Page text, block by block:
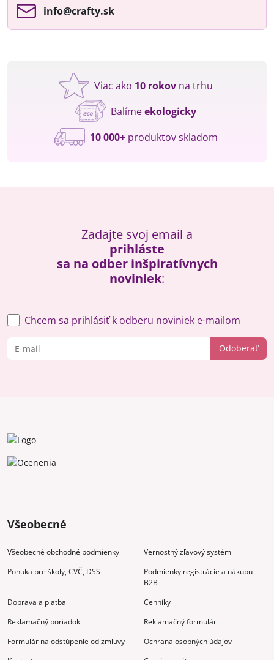
info​@crafty​.sk
Viac ako 10 rokov na trhu
Balímeekologicky
10 000+produktov skladom
Zadajte svoj email a
prihláste
sa na odber inšpiratívnych
noviniek:
Odoberať
Chcem sa prihlásiť k odberu noviniek e-mailom
Všeobecné
Všeobecné obchodné podmienky
Vernostný zľavový systém
Ponuka pre školy, CVČ, DSS
Podmienky registrácie a nákupu
B2B
Doprava a platba
Cenníky
Reklamačný poriadok
Reklamačný formulár
Formulár na odstúpenie od zmluvy
Ochrana osobných údajov